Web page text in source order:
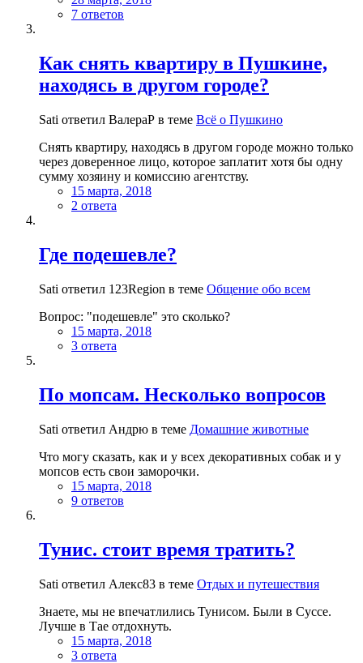
7 ответов
Как снять квартиру в Пушкине,
находясь в другом городе?
Sati ответил ВалераР в теме Всё о Пушкино
Снять квартиру, находясь в другом городе можно только
через доверенное лицо, которое заплатит хотя бы одну
сумму хозяину и комиссию агентству.
15 марта, 2018
2 ответа
Где подешевле?
Sati ответил 123Region в теме Общение обо всем
Вопрос: "подешевле" это сколько?
15 марта, 2018
3 ответа
По мопсам. Несколько вопросов
Sati ответил Андрю в теме Домашние животные
Что могу сказать, как и у всех декоративных собак и у
мопсов есть свои заморочки.
15 марта, 2018
9 ответов
Тунис. стоит время тратить?
Sati ответил Алекс83 в теме Отдых и путешествия
Знаете, мы не впечатлились Тунисом. Были в Суссе.
Лучше в Тае отдохнуть.
15 марта, 2018
3 ответа